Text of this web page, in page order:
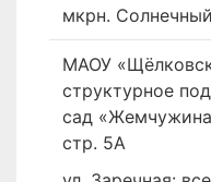
мкрн. Солнечный
МАОУ
структурное
сад
стр. 5А